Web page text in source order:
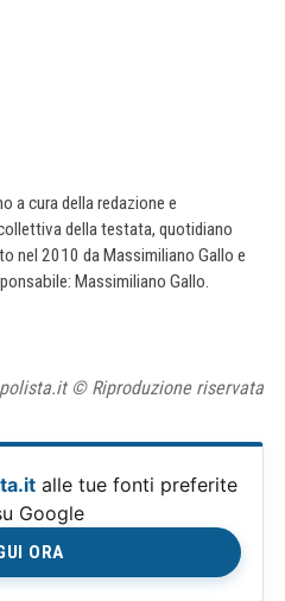
a cura della redazione e
della testata, quotidiano
nel 2010 da Massimiliano Gallo e
Massimiliano Gallo.
© Riproduzione riservata
alle tue fonti preferite
Google
ORA